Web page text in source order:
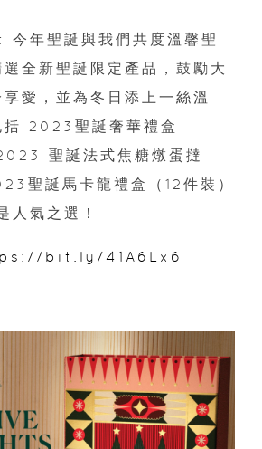
年聖誕與我們共度溫馨聖
全新聖誕限定產品，鼓勵大
愛，並為冬日添上一絲溫
括 2023聖誕奢華禮盒
聖誕法式焦糖燉蛋撻
聖誕馬卡龍禮盒（12件裝）
人氣之選！
bit.ly/41A6Lx6